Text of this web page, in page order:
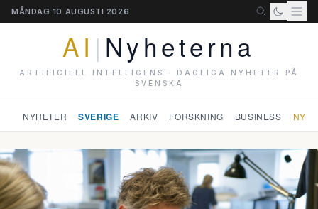
MÅNDAG 10 AUGUSTI 2026
AI | Nyheterna
ARTIFICIELL INTELLIGENS · DAGLIGA NYHETER PÅ
SVENSKA
NYHETER SVERIGE ARKIV FORSKNING BUSINESS